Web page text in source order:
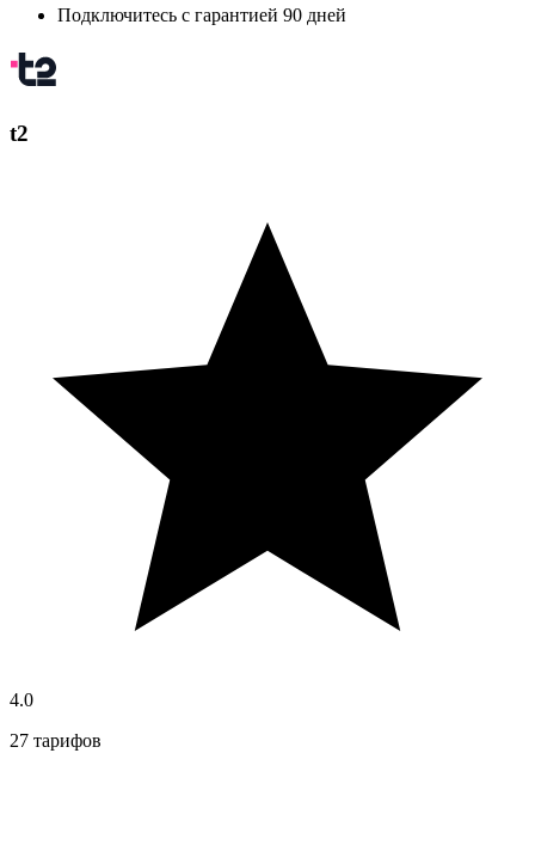
Подключитесь с гарантией 90 дней
t2
4.0
27 тарифов